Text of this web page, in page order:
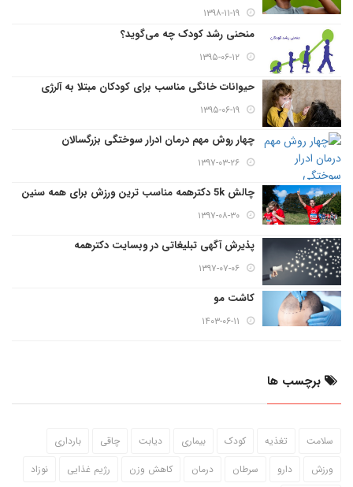
۱۳۹۸-۱۱-۱۹
منحنی رشد کودک چه می‌گوید؟
۱۳۹۵-۰۶-۱۲
حیوانات خانگی مناسب برای کودکان مبتلا به آلرژی
۱۳۹۵-۰۶-۱۹
چهار روش مهم درمان ادرار سوختگی بزرگسالان
۱۳۹۷-۰۳-۲۶
چالش 5k دکترهمه مناسب ترین ورزش برای همه سنین
۱۳۹۷-۰۸-۳۰
پذیرش آگهی تبلیغاتی در وبسایت دکترهمه
۱۳۹۷-۰۷-۰۶
کاشت مو
۱۴۰۳-۰۶-۱۱
برچسب ها
سلامت تغذیه کودک بیماری دیابت چاقی
بارداری
ورزش
دارو سرطان درمان کاهش وزن رژیم غذایی
نوزاد